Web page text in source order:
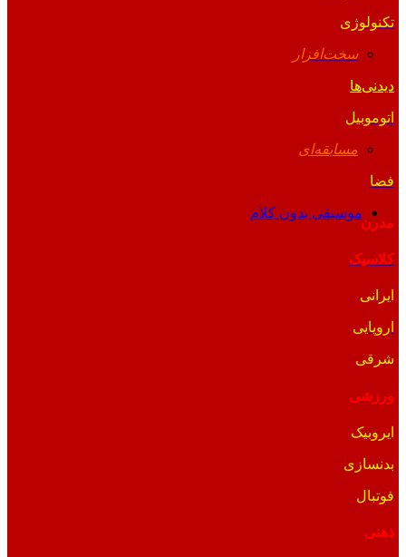
تکنولوژی
سخت‌افزار
دیدنی‌ها
اتوموبیل
مسابقه‌ای
فضا
موسیقی بدون کلام
مدرن
کلاسیک
ایرانی
اروپایی
شرقی
ورزشی
ایروبیک
بدنسازی
فوتبال
ذهنی